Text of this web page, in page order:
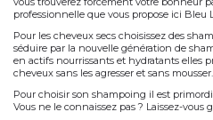
professionnelle que vous propose ici Bleu
Pour les cheveux secs choisissez des
séduire par la nouvelle génération de
en actifs nourrissants et hydratants elles
cheveux sans les agresser et sans mousser.
Pour choisir son shampoing il est
Vous ne le connaissez pas ? Laissez-